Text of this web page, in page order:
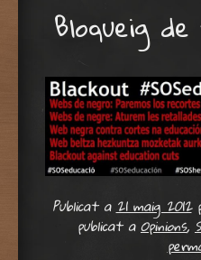
Bloqueig
Publicat a21 maig 2012
publicat aOpinions,